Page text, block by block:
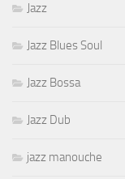
Jazz
Jazz Blues Soul
Jazz Bossa
Jazz Dub
jazz manouche